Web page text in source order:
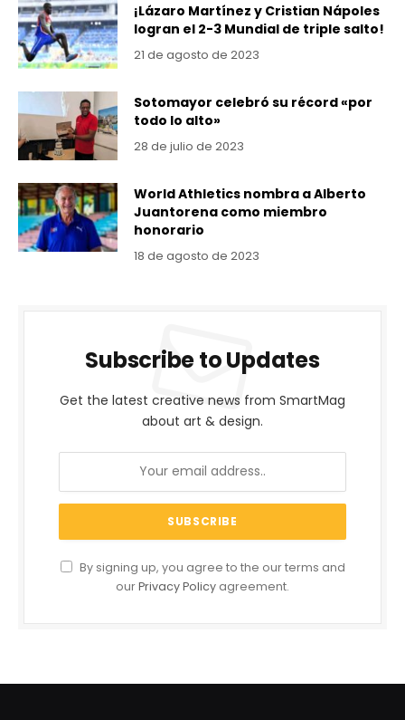
¡Lázaro Martínez y Cristian Nápoles
logran el 2-3 Mundial de triple salto!
21 de agosto de 2023
Sotomayor celebró su récord «por
todo lo alto»
28 de julio de 2023
World Athletics nombra a Alberto
Juantorena como miembro
honorario
18 de agosto de 2023
Subscribe to Updates
Get the latest creative news from SmartMag
about art & design.
By signing up, you agree to the our terms and
ourPrivacy Policy agreement.